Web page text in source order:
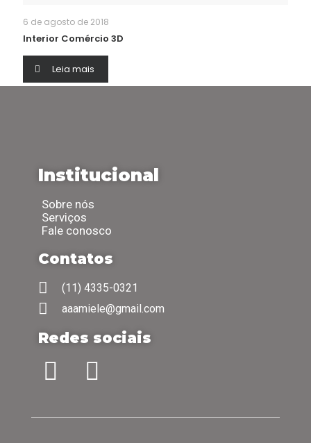
6 de agosto de 2018
Interior Comércio 3D
Leia mais
Institucional
Sobre nós
Serviços
Fale conosco
Contatos
(11) 4335-0321
aaamiele@gmail.com
Redes sociais